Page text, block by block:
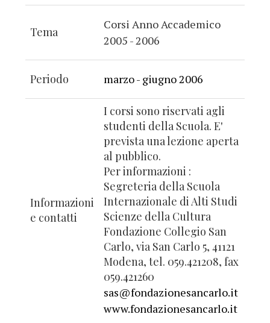
Tema
Corsi Anno Accademico
2005 - 2006
Periodo marzo - giugno 2006
Informazioni
e contatti
I corsi sono riservati agli
studenti della Scuola. E'
prevista una lezione aperta
al pubblico.
Per informazioni :
Segreteria della Scuola
Internazionale di Alti Studi
Scienze della Cultura
Fondazione Collegio San
Carlo, via San Carlo 5, 41121
Modena, tel. 059.421208, fax
059.421260
sas@fondazionesancarlo.it
www.fondazionesancarlo.it